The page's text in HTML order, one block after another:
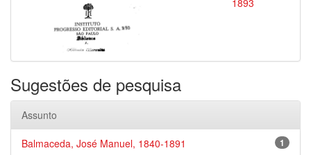
1893
Sugestões de pesquisa
Assunto
1
Balmaceda, José Manuel, 1840-1891